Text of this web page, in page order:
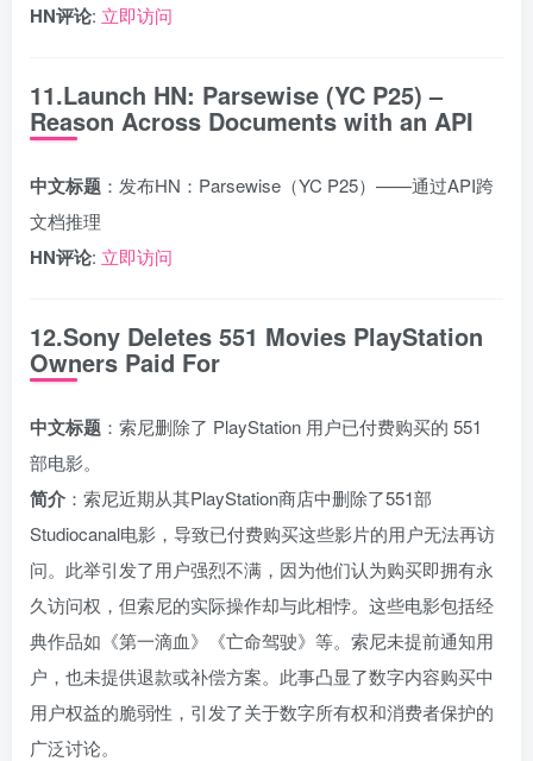
HN评论: 立即访问
11.Launch HN: Parsewise (YC P25) –
Reason Across Documents with an API
中文标题 ：发布HN：Parsewise（YC P25）——通过API跨
文档推理
HN评论: 立即访问
12.Sony Deletes 551 Movies PlayStation
Owners Paid For
中文标题 ：索尼删除了 PlayStation 用户已付费购买的 551
部电影。
简介 ：索尼近期从其PlayStation商店中删除了551部
Studiocanal电影，导致已付费购买这些影片的用户无法再访
问。此举引发了用户强烈不满，因为他们认为购买即拥有永
久访问权，但索尼的实际操作却与此相悖。这些电影包括经
典作品如《第一滴血》《亡命驾驶》等。索尼未提前通知用
户，也未提供退款或补偿方案。此事凸显了数字内容购买中
用户权益的脆弱性，引发了关于数字所有权和消费者保护的
广泛讨论。